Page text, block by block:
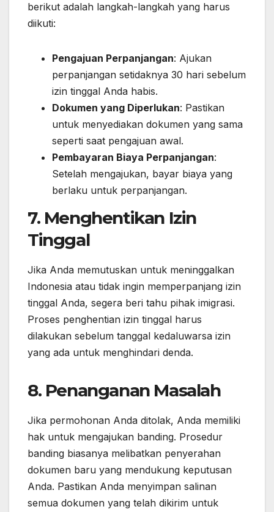
berikut adalah langkah-langkah yang harus
diikuti:
Pengajuan Perpanjangan: Ajukan
perpanjangan setidaknya 30 hari sebelum
izin tinggal Anda habis.
Dokumen yang Diperlukan: Pastikan
untuk menyediakan dokumen yang sama
seperti saat pengajuan awal.
Pembayaran Biaya Perpanjangan:
Setelah mengajukan, bayar biaya yang
berlaku untuk perpanjangan.
7. Menghentikan Izin
Tinggal
Jika Anda memutuskan untuk meninggalkan
Indonesia atau tidak ingin memperpanjang izin
tinggal Anda, segera beri tahu pihak imigrasi.
Proses penghentian izin tinggal harus
dilakukan sebelum tanggal kedaluwarsa izin
yang ada untuk menghindari denda.
8. Penanganan Masalah
Jika permohonan Anda ditolak, Anda memiliki
hak untuk mengajukan banding. Prosedur
banding biasanya melibatkan penyerahan
dokumen baru yang mendukung keputusan
Anda. Pastikan Anda menyimpan salinan
semua dokumen yang telah dikirim untuk